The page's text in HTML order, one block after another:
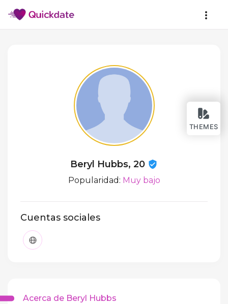
THEMES
Beryl Hubbs, 20
Popularidad: Muy bajo
Cuentas sociales
Acerca de Beryl Hubbs